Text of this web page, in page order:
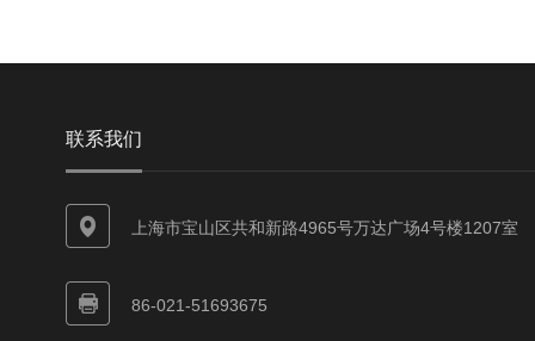
联系我们
上海市宝山区共和新路4965号万达广场4号楼1207室
86-021-51693675